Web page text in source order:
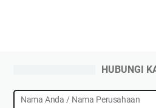
HUBUNGI
Nama Anda / Nama Perusahaan